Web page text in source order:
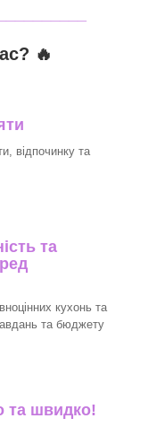
🔥
відпочинку та
та
кухонь та
та бюджету
та швидко!